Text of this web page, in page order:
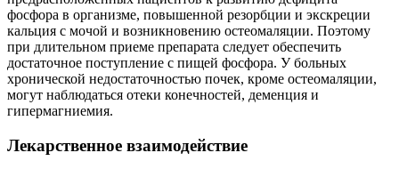
фосфора в организме, повышенной резорбции и экскреции
кальция с мочой и возникновению остеомаляции. Поэтому
при длительном приеме препарата следует обеспечить
достаточное поступление с пищей фосфора. У больных
хронической недостаточностью почек, кроме остеомаляции,
могут наблюдаться отеки конечностей, деменция и
гипермагниемия.
Лекарственное взаимодействие